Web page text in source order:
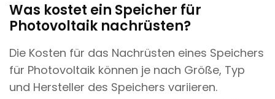
Was kostet ein Speicher für
Photovoltaik nachrüsten?
Die Kosten für das Nachrüsten eines Speichers
für Photovoltaik können je nach Größe, Typ
und Hersteller des Speichers variieren.